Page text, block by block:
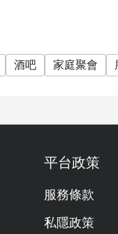
到訪前與您聯繫以
分拆帳單
酒吧 家庭聚會
平台政策
服務條款
私隱政策